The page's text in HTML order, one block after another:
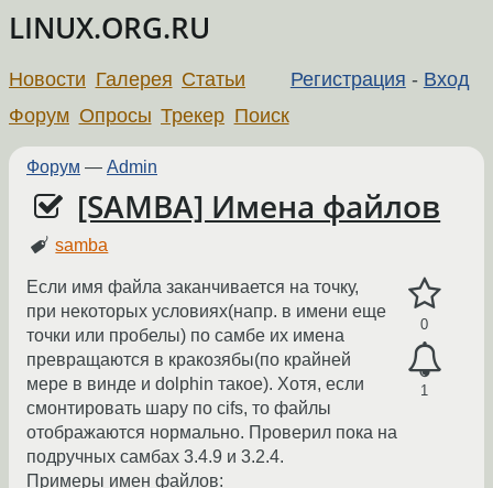
LINUX.ORG.RU
Регистрация - Вход
Новости Галерея Статьи
Форум Опросы Трекер Поиск
Форум — Admin
[SAMBA] Имена файлов
samba
0
1
Если имя файла заканчивается на точку,
при некоторых условиях(напр. в имени еще
точки или пробелы) по самбе их имена
превращаются в кракозябы(по крайней
мере в винде и dolphin такое). Хотя, если
смонтировать шару по cifs, то файлы
отображаются нормально. Проверил пока на
подручных самбах 3.4.9 и 3.2.4.
Примеры имен файлов: